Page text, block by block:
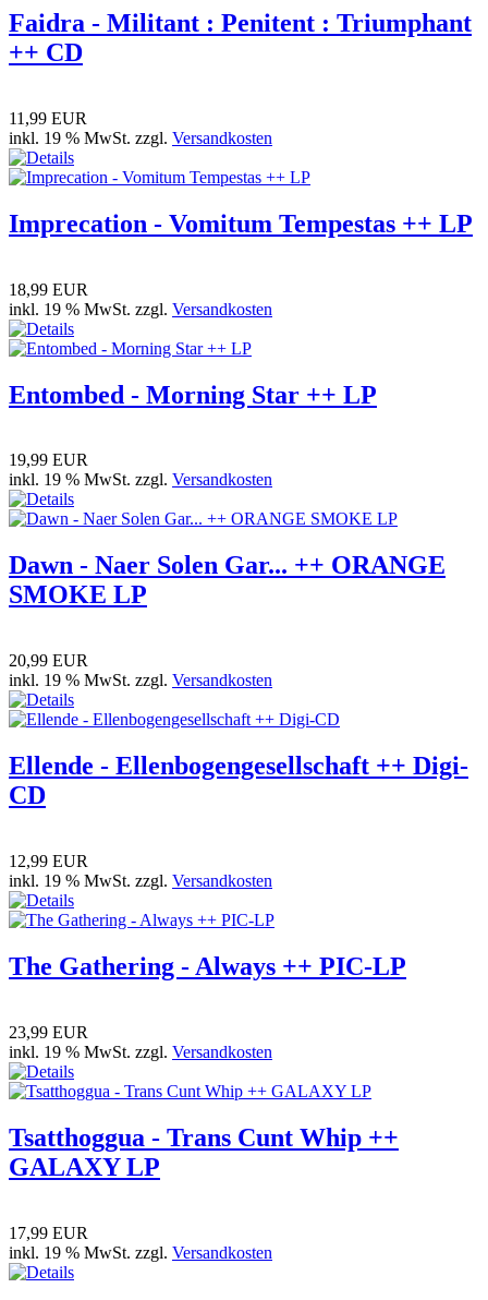
Faidra - Militant : Penitent : Triumphant
++ CD
11,99 EUR
inkl. 19 % MwSt. zzgl. Versandkosten
Imprecation - Vomitum Tempestas ++ LP
18,99 EUR
inkl. 19 % MwSt. zzgl. Versandkosten
Entombed - Morning Star ++ LP
19,99 EUR
inkl. 19 % MwSt. zzgl. Versandkosten
Dawn - Naer Solen Gar... ++ ORANGE
SMOKE LP
20,99 EUR
inkl. 19 % MwSt. zzgl. Versandkosten
Ellende - Ellenbogengesellschaft ++ Digi-
CD
12,99 EUR
inkl. 19 % MwSt. zzgl. Versandkosten
The Gathering - Always ++ PIC-LP
23,99 EUR
inkl. 19 % MwSt. zzgl. Versandkosten
Tsatthoggua - Trans Cunt Whip ++
GALAXY LP
17,99 EUR
inkl. 19 % MwSt. zzgl. Versandkosten